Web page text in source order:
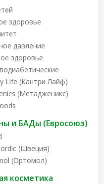
здоровье
давление
здоровье
Life (Кантри Лайф)
(Метадженикс)
и БАДы (Евросоюз)
(Швеция)
(Ортомол)
косметика